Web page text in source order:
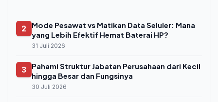
2
Mode Pesawat vs Matikan Data Seluler: Mana
yang Lebih Efektif Hemat Baterai HP?
31 Juli 2026
3
Pahami Struktur Jabatan Perusahaan dari Kecil
hingga Besar dan Fungsinya
30 Juli 2026